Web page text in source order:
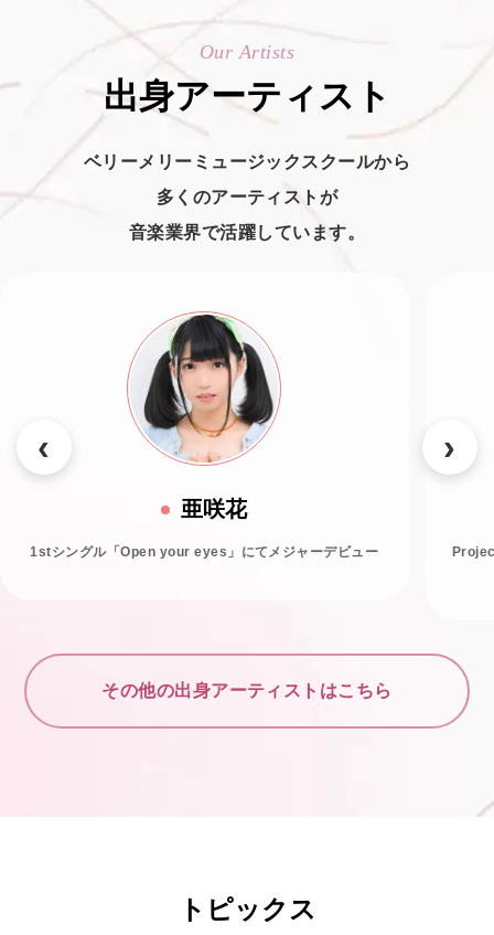
Our Artists
出身アーティスト
ベリーメリーミュージックスクールから
多くのアーティストが
音楽業界で活躍しています。
亜咲花
1stシングル「Open your eyes」にてメジャーデビュー
その他の出身アーティストはこちら
トピックス